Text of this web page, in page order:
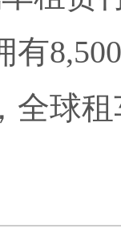
有
全球